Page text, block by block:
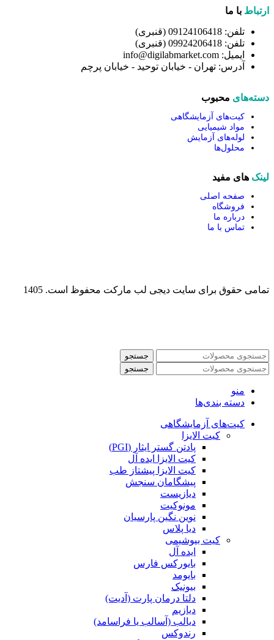
ارتباط با ما
تلفن: 09124106418 (قنبری)
تلفن: 09924206418 (قنبری)
ایمیل: info@digilabmarket.com
آدرس: تهران - خیابان توحید - خیابان پرچم
دسته‌های محبوب
کیت‌های آزمایشگاهی
مواد شیمیایی
لوله‌های آزمایش
محلول‌ها
لینک های مفید
صفحه اصلی
فروشگاه
درباره ما
تماس با ما
تمامی حقوق برای سایت دیجی لب مارکت محفوظ است. 1405
جستجو
جستجو
منو
دسته بندی‌ها
کیت‌های آزمایشگاهی
کیت الایزا
پادتن گستر ایثار (PGI)
کیت الایزا ایده آل
کیت الایزا پیشتاز طب
پیشگامان سنجش
دیازیست
مونوکیت
نوین نگین پارسیان
دیا پلاس
کیت بیوشیمی
ایده آل
بایورکس فارس
بایومد
بیونیک
دلتا درمان پارت (آدیت)
دیازیم
دیالب (آسالب یا فراسامد)
رندوکس